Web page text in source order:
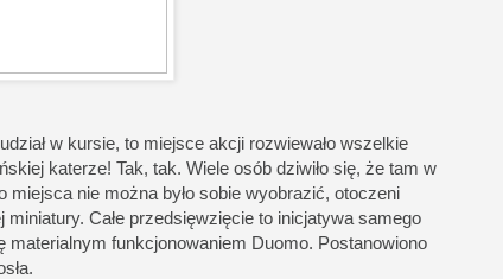
w kursie, to miejsce akcji rozwiewało wszelkie
katerze! Tak, tak. Wiele osób dziwiło się, że tam w
nie można było sobie wyobrazić, otoczeni
Całe przedsięwzięcie to inicjatywa samego
funkcjonowaniem Duomo. Postanowiono